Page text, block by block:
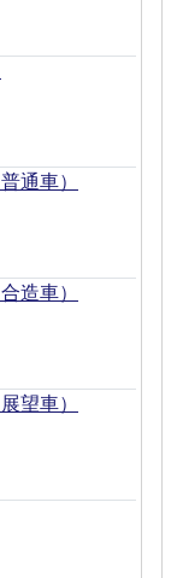
通車）
造車）
望車）